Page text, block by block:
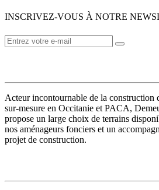
INSCRIVEZ-VOUS À NOTRE
Acteur incontournable de la construction
sur-mesure en Occitanie et PACA,
propose un large choix de terrains
nos aménageurs fonciers et un
projet de construction.